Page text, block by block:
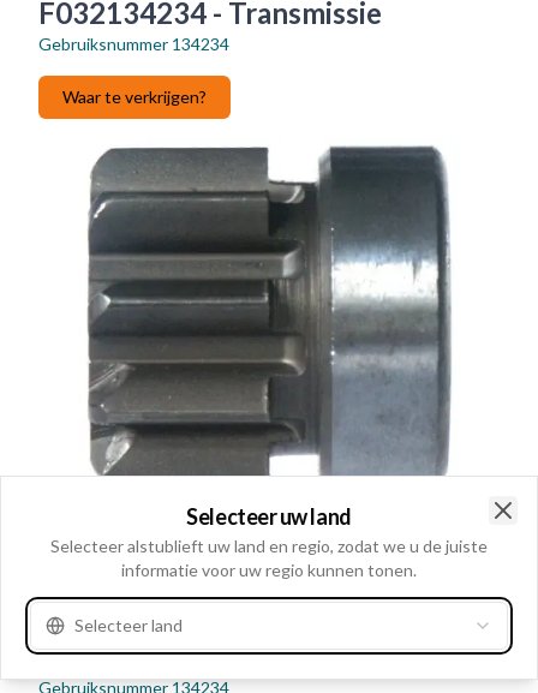
F032134234 - Transmissie
Gebruiksnummer 134234
Waar te verkrijgen?
Gebruiksnummer 134234
Selecteer uw land
Selecteer alstublieft uw land en regio, zodat we u de juiste
informatie voor uw regio kunnen tonen.
Selecteer land